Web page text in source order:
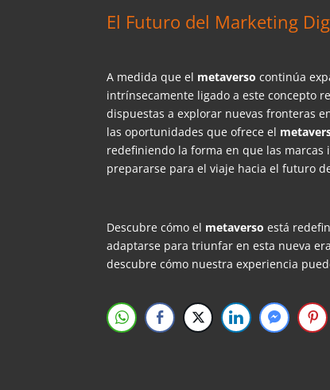
El Futuro del Marketing
A medida que el metaversocontinúa
intrínsecamente ligado a este concepto
dispuestas a explorar nuevas fronteras
las oportunidades que ofrece el
redefiniendo la forma en que las
prepararse para el viaje hacia el futuro
Descubre cómo el metaversoestá
adaptarse para triunfar en esta nueva
descubre cómo nuestra experiencia